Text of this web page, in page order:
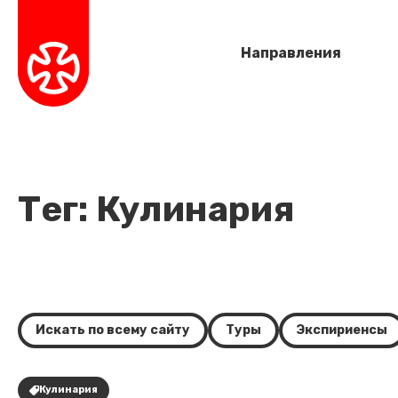
Направления
Тег: Кулинария
Искать по всему сайту Туры Экспириенсы
Кулинария